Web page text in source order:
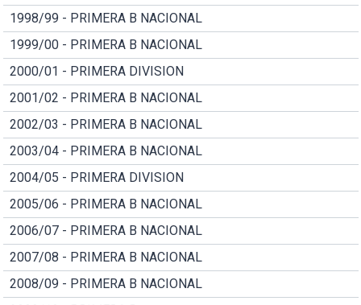
1998/99 - PRIMERA B NACIONAL
1999/00 - PRIMERA B NACIONAL
2000/01 - PRIMERA DIVISION
2001/02 - PRIMERA B NACIONAL
2002/03 - PRIMERA B NACIONAL
2003/04 - PRIMERA B NACIONAL
2004/05 - PRIMERA DIVISION
2005/06 - PRIMERA B NACIONAL
2006/07 - PRIMERA B NACIONAL
2007/08 - PRIMERA B NACIONAL
2008/09 - PRIMERA B NACIONAL